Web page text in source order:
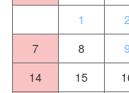
1
2
7
8 9
14
15